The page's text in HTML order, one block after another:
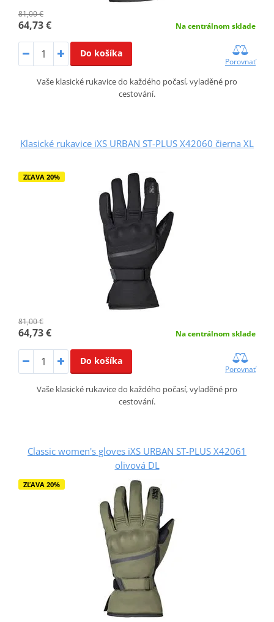
81,00 €
64,73 € Na centrálnom sklade
Do košíka
Porovnať
Vaše klasické rukavice do každého počasí, vyladěné pro
cestování.
Klasické rukavice iXS URBAN ST-PLUS X42060 čierna XL
ZĽAVA 20%
81,00 €
64,73 € Na centrálnom sklade
Do košíka
Porovnať
Vaše klasické rukavice do každého počasí, vyladěné pro
cestování.
Classic women's gloves iXS URBAN ST-PLUS X42061
olivová DL
ZĽAVA 20%